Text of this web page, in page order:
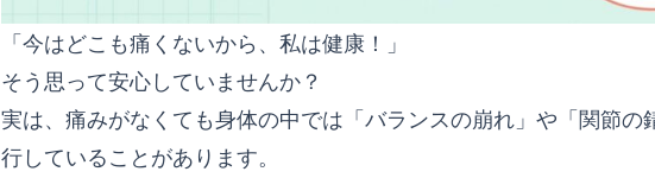
「今はどこも痛くないから、私は健康！」
そう思って安心していませんか？
実は、痛みがなくても身体の中では「バランスの崩れ」や「関節の
行していることがあります。